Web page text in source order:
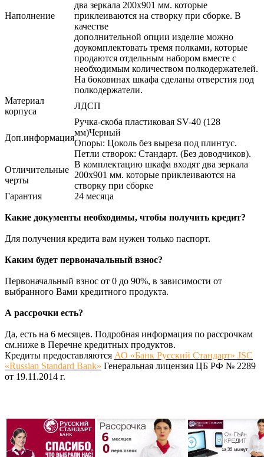
Наполнение
два зеркала 200х901 мм. которые
приклеиваются на створку при сборке. В
качестве
дополнительной опции изделие можно
доукомплектовать тремя полками, которые
продаются отдельным набором вместе с
необходимым количеством полкодержателей.
На боковинах шкафа сделаны отверстия под
полкодержатели.
Материал
корпуса
ЛДСП
Доп.информация
Ручка-скоба пластиковая SV-40 (128
мм)Черный
Опоры: Цоколь без выреза под плинтус.
Петли створок: Стандарт. (Без доводчиков).
Отличительные
черты
В комплектацию шкафа входят два зеркала
200х901 мм. которые приклеиваются на
створку при сборке
Гарантия
24 месяца
Какие документы необходимы, чтобы получить кредит?
Для получения кредита вам нужен только паспорт.
Каким будет первоначальный взнос?
Первоначальный взнос от 0 до 90%, в зависимости от
выбранного Вами кредитного продукта.
А рассрочки есть?
Да, есть на 6 месяцев. Подробная информация по рассрочкам
см.ниже в Перечне кредитных продуктов.
Кредиты предоставляются АО «Банк Русский Стандарт» JSC
«Russian Standard Bank» Генеральная лицензия ЦБ РФ № 2289
от 19.11.2014 г.